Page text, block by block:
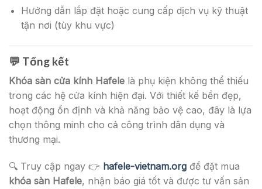
Hướng dẫn lắp đặt hoặc cung cấp dịch vụ kỹ thuật
tận nơi (tùy khu vực)
💬 Tổng kết
Khóa sàn cửa kính Hafele là phụ kiện không thể thiếu
trong các hệ cửa kính hiện đại. Với thiết kế bền đẹp,
hoạt động ổn định và khả năng bảo vệ cao, đây là lựa
chọn thông minh cho cả công trình dân dụng và
thương mại.
🔍 Truy cập ngay 👉 hafele-vietnam.org để đặt mua
khóa sàn Hafele, nhận báo giá tốt và được tư vấn sản